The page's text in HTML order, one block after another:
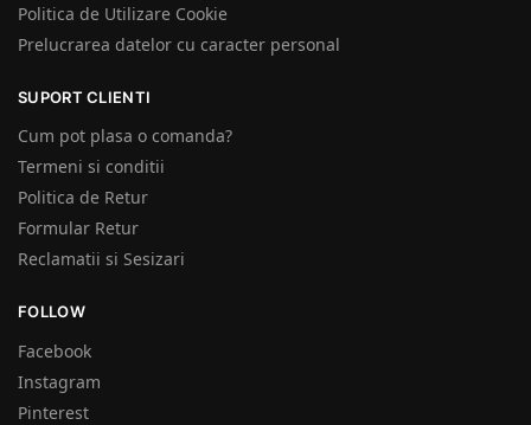
Politica de Utilizare Cookie
Prelucrarea datelor cu caracter personal
SUPORT CLIENTI
Cum pot plasa o comanda?
Termeni si conditii
Politica de Retur
Formular Retur
Reclamatii si Sesizari
FOLLOW
Facebook
Instagram
Pinterest